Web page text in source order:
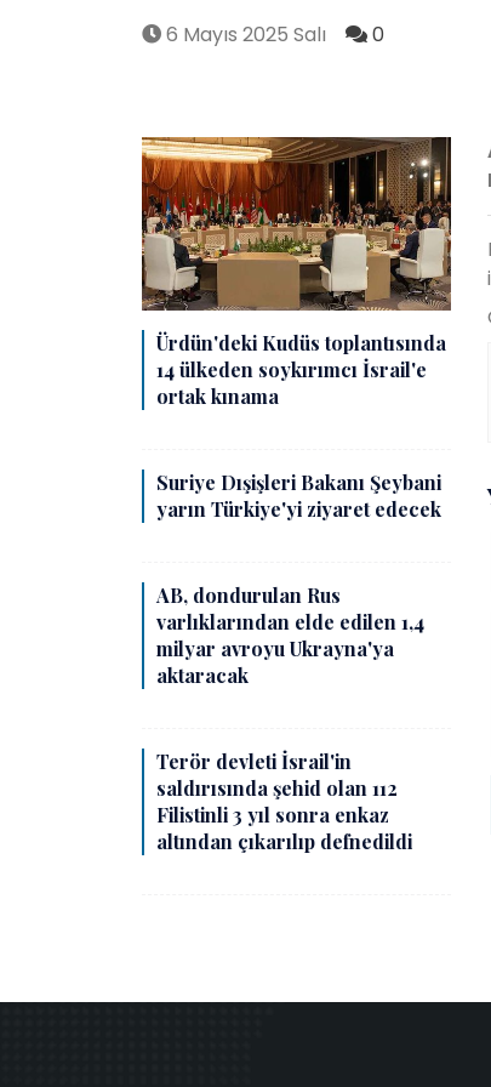
6 Mayıs 2025 Salı 0
Ürdün'deki Kudüs toplantısında
14 ülkeden soykırımcı İsrail'e
ortak kınama
Suriye Dışişleri Bakanı Şeybani
yarın Türkiye'yi ziyaret edecek
AB, dondurulan Rus
varlıklarından elde edilen 1,4
milyar avroyu Ukrayna'ya
aktaracak
Terör devleti İsrail'in
saldırısında şehid olan 112
Filistinli 3 yıl sonra enkaz
altından çıkarılıp defnedildi